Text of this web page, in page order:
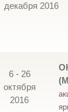
декабря 2016
6 - 26
октября
2016